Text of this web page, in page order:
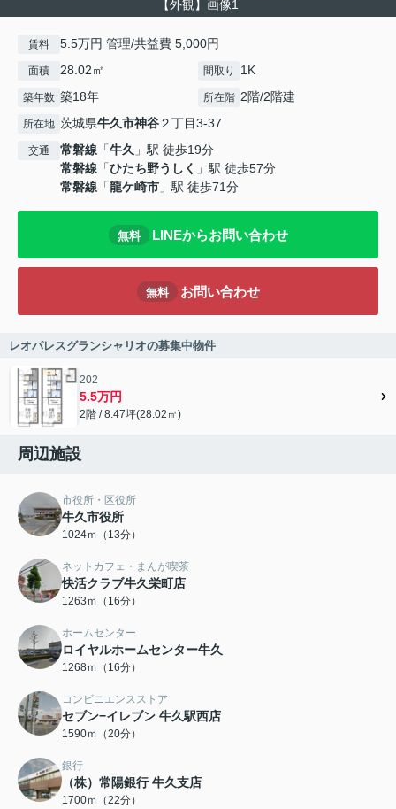
【外観】画像1
賃料 5.5万円 管理/共益費 5,000円
面積 28.02㎡ 間取り 1K
築年数 築18年 所在階 2階/2階建
所在地 茨城県牛久市神谷２丁目3-37
交通 常磐線 「牛久 」駅 徒歩19分
常磐線 「ひたち野うしく 」駅 徒歩57分
常磐線 「龍ケ崎市 」駅 徒歩71分
無料 LINEからお問い合わせ
無料 お問い合わせ
レオパレスグランシャリオの募集中物件
202
5.5万円
2階 / 8.47坪(28.02㎡)
周辺施設
市役所・区役所
牛久市役所
1024ｍ（13分）
ネットカフェ・まんが喫茶
快活クラブ牛久栄町店
1263ｍ（16分）
ホームセンター
ロイヤルホームセンター牛久
1268ｍ（16分）
コンビニエンスストア
セブン−イレブン 牛久駅西店
1590ｍ（20分）
銀行
（株）常陽銀行 牛久支店
1700ｍ（22分）